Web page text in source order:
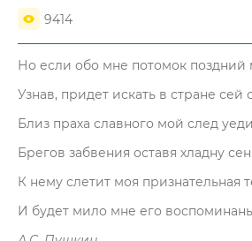
9414
Но если обо мне потомок поздний
Узнав, придет искать в стране сей
Близ праха славного мой след
Брегов забвения оставя хладну
К нему слетит моя признательная
И будет мило мне его